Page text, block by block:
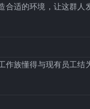
合适的环境，让这群人
作族懂得与现有员工结